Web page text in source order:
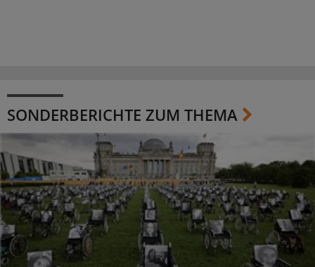
SONDERBERICHTE ZUM THEMA